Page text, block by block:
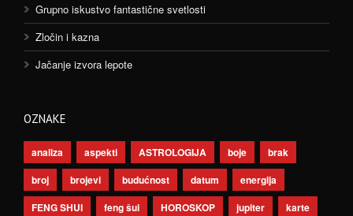
Grupno iskustvo fantastične svetlosti
Zločin i kazna
Jačanje izvora lepote
OZNAKE
analiza aspekti ASTROLOGIJA boje
brak
broj
brojevi budućnost datum
energija
FENG SHUI
feng šui HOROSKOP jupiter
karte